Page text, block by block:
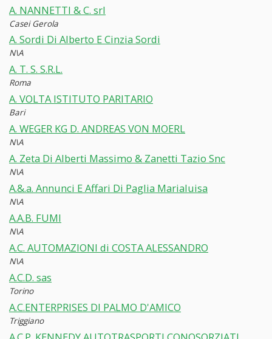
A. NANNETTI & C. srl
Casei Gerola
A. Sordi Di Alberto E Cinzia Sordi
N\A
A. T. S. S.R.L.
Roma
A. VOLTA ISTITUTO PARITARIO
Bari
A. WEGER KG D. ANDREAS VON MOERL
N\A
A. Zeta Di Alberti Massimo & Zanetti Tazio Snc
N\A
A.&.a. Annunci E Affari Di Paglia Marialuisa
N\A
A.A.B. FUMI
N\A
A.C. AUTOMAZIONI di COSTA ALESSANDRO
N\A
A.C.D. sas
Torino
A.C.ENTERPRISES DI PALMO D'AMICO
Triggiano